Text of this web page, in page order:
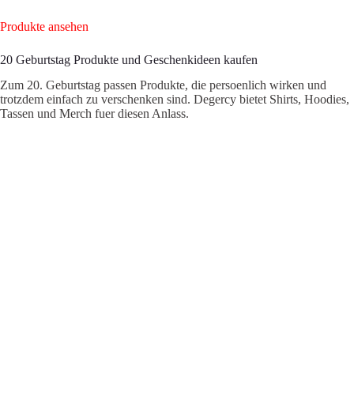
Produkte ansehen
20 Geburtstag Produkte und Geschenkideen kaufen
Zum 20. Geburtstag passen Produkte, die persoenlich wirken und
trotzdem einfach zu verschenken sind. Degercy bietet Shirts, Hoodies,
Tassen und Merch fuer diesen Anlass.